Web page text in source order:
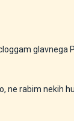
glavnega
ne rabim nekih